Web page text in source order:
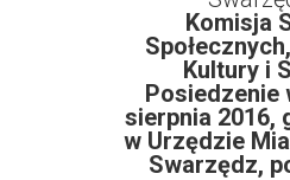
Komisja
Kultury i
Posiedzenie
sierpnia 2016,
w Urzędzie
Swarzędz,